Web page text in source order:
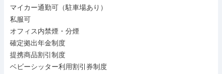
マイカー通勤可（駐車場あり）
私服可
オフィス内禁煙・分煙
確定拠出年金制度
提携商品割引制度
ベビーシッター利用割引券制度